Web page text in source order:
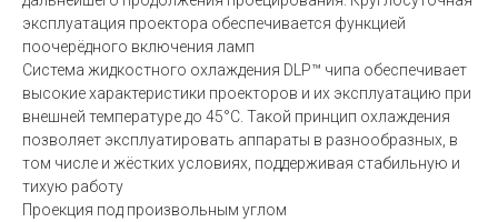
эксплуатация проектора обеспечивается функцией
поочерёдного включения ламп
Система жидкостного охлаждения DLP™ чипа обеспечивает
высокие характеристики проекторов и их эксплуатацию при
внешней температуре до 45°C. Такой принцип охлаждения
позволяет эксплуатировать аппараты в разнообразных, в
том числе и жёстких условиях, поддерживая стабильную и
тихую работу
Проекция под произвольным углом